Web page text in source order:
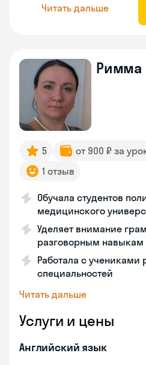
Читать дальше
Римма
5 от 900 ₽ за
1 отзыв
Обучала студентов
медицинского
Уделяет внимание
разговорным навыкам
Работала с учениками
специальностей
Читать дальше
Услуги и цены
Английский язык